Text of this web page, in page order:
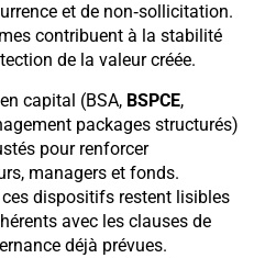
et de non‑sollicitation.
contribuent à la stabilité
de la valeur créée.
capital (BSA, BSPCE,
packages structurés)
pour renforcer
managers et fonds.
ces dispositifs restent lisibles
avec les clauses de
déjà prévues.